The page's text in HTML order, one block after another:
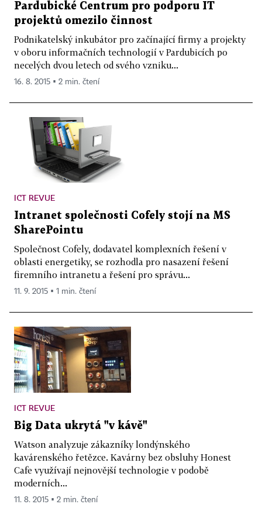
Pardubické Centrum pro podporu IT
projektů omezilo činnost
Podnikatelský inkubátor pro začínající firmy a projekty
v oboru informačních technologií v Pardubicích po
necelých dvou letech od svého vzniku...
16. 8. 2015 ▪ 2 min. čtení
ICT REVUE
Intranet společnosti Cofely stojí na MS
SharePointu
Společnost Cofely, dodavatel komplexních řešení v
oblasti energetiky, se rozhodla pro nasazení řešení
firemního intranetu a řešení pro správu...
11. 9. 2015 ▪ 1 min. čtení
ICT REVUE
Big Data ukrytá "v kávě"
Watson analyzuje zákazníky londýnského
kavárenského řetězce. Kavárny bez obsluhy Honest
Cafe využívají nejnovější technologie v podobě
moderních...
11. 8. 2015 ▪ 2 min. čtení